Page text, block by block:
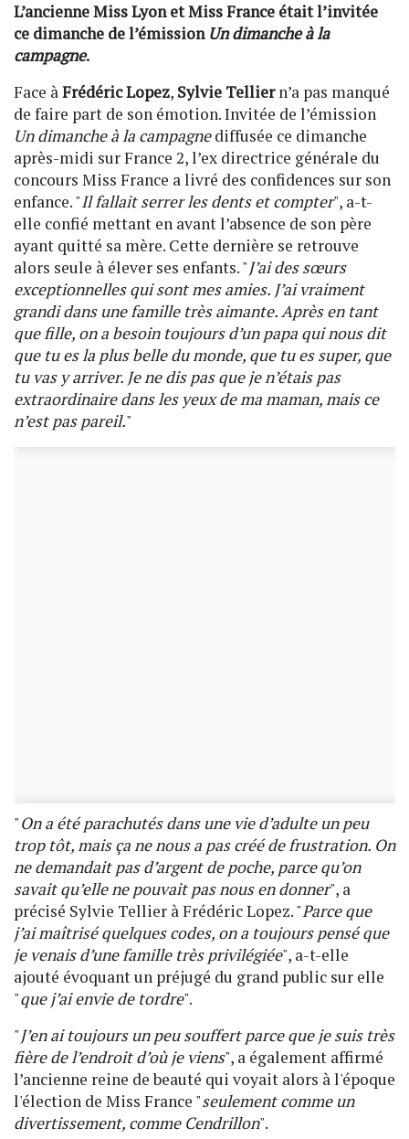
L’ancienne Miss Lyon et Miss France était l’invitée
ce dimanche de l’émission Un dimanche à la
campagne.
Face àFrédéric Lopez, Sylvie Telliern’a pas manqué
de faire part de son émotion. Invitée de l’émission
Un dimanche à la campagnediffusée ce dimanche
après-midi sur France 2, l’ex directrice générale du
concours Miss France a livré des confidences sur son
enfance. "Il fallait serrer les dents et compter", a-t-
elle confié mettant en avant l’absence de son père
ayant quitté sa mère. Cette dernière se retrouve
alors seule à élever ses enfants. "J’ai des sœurs
exceptionnelles qui sont mes amies. J’ai vraiment
grandi dans une famille très aimante. Après en tant
que fille, on a besoin toujours d’un papa qui nous dit
que tu es la plus belle du monde, que tu es super, que
tu vas y arriver. Je ne dis pas que je n’étais pas
extraordinaire dans les yeux de ma maman, mais ce
n’est pas pareil."
"On a été parachutés dans une vie d’adulte un peu
trop tôt, mais ça ne nous a pas créé de frustration. On
ne demandait pas d’argent de poche, parce qu’on
savait qu’elle ne pouvait pas nous en donner", a
précisé Sylvie Tellier à Frédéric Lopez. "Parce que
j’ai maîtrisé quelques codes, on a toujours pensé que
je venais d’une famille très privilégiée", a-t-elle
ajouté évoquant un préjugé du grand public sur elle
"que j’ai envie de tordre".
"J’en ai toujours un peu souffert parce que je suis très
fière de l’endroit d’où je viens", a également affirmé
l’ancienne reine de beauté qui voyait alors à l'époque
l'élection de Miss France "seulement comme un
divertissement, comme Cendrillon".